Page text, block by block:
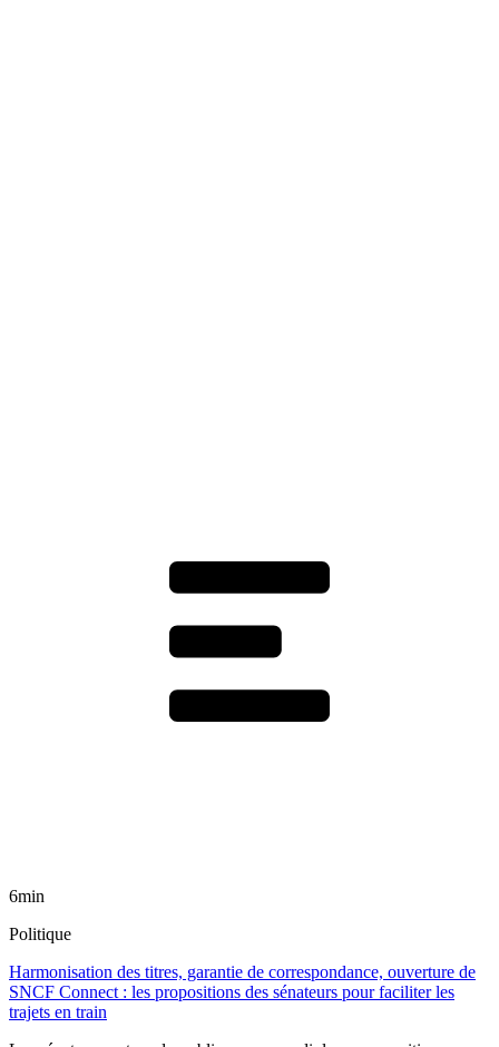
6min
Politique
Harmonisation des titres, garantie de correspondance, ouverture de
SNCF Connect : les propositions des sénateurs pour faciliter les
trajets en train